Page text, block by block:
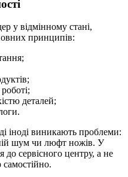
у відмінному стані,
принципів:
деталей;
іноді виникають проблеми:
шум чи люфт ножів. У
сервісного центру, а не